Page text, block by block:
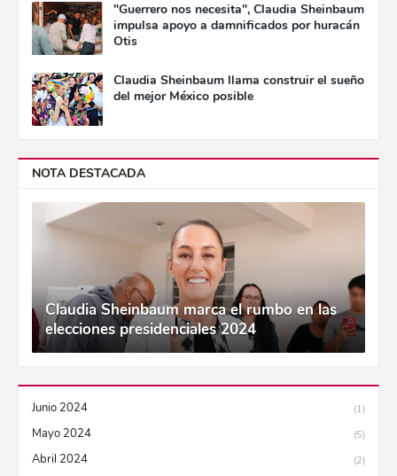
"Guerrero nos necesita", Claudia Sheinbaum
impulsa apoyo a damnificados por huracán
Otis
Claudia Sheinbaum llama construir el sueño
del mejor México posible
NOTA DESTACADA
Claudia Sheinbaum marca el rumbo en las
elecciones presidenciales 2024
Junio 2024 (1)
Mayo 2024 (5)
Abril 2024 (2)